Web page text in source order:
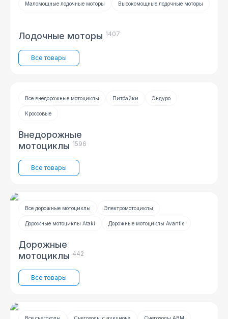
Маломощные лодочные моторы Высокомощные лодочные моторы
Лодочные моторы 1407
Все товары
Все внедорожные мотоциклы Питбайки Эндуро
Кроссовые
Внедорожные
мотоциклы 1596
Все товары
Все дорожные мотоциклы Электромотоциклы
Дорожные мотоциклы Ataki Дорожные мотоциклы Avantis
Дорожные
мотоциклы 442
Все товары